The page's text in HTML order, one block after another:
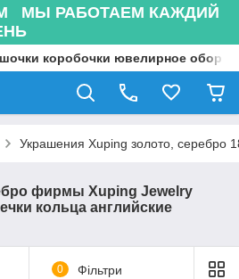
МЫ РАБОТАЕМ КАЖДИЙ
коробочки ювелирное
Украшения Xuping золото, серебро
фирмы Xuping Jewelry
кольца английские
0 Фільтри